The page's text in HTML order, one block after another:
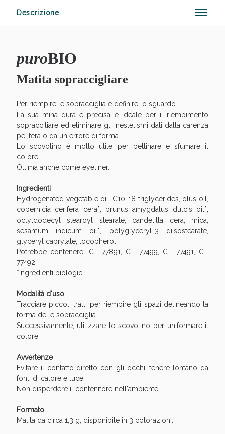
Descrizione
puroBIO
Matita sopraccigliare
Per riempire le sopracciglia e definire lo sguardo.
La sua mina dura e precisa è ideale per il riempimento
sopracciliare ed eliminare gli inestetismi dati dalla carenza
pelifera o da un errore di forma.
Lo scovolino è molto utile per pettinare e sfumare il
colore.
Ottima anche come eyeliner.
Ingredienti
Hydrogenated vegetable oil, C10-18 triglycerides, olus oil,
copernicia cerifera cera*, prunus amygdalus dulcis oil*,
octyldodecyl stearoyl stearate, candelilla cera, mica,
sesamum indicum oil*, polyglyceryl-3 diisostearate,
glyceryl caprylate, tocopherol.
Potrebbe contenere: C.I. 77891, C.I. 77499, C.I. 77491, C.I.
77492.
*Ingredienti biologici
Modalità d'uso
Tracciare piccoli tratti per riempire gli spazi delineando la
forma delle sopracciglia.
Successivamente, utilizzare lo scovolino per uniformare il
colore.
Avvertenze
Evitare il contatto diretto con gli occhi, tenere lontano da
fonti di calore e luce.
Non disperdere il contenitore nell'ambiente.
Formato
Matita da circa 1,3 g, disponibile in 3 colorazioni.
Sconto fino al 55% disponibile oggi!
Vie Urinarie e Prostata: Sconti fino al 45% oggi!